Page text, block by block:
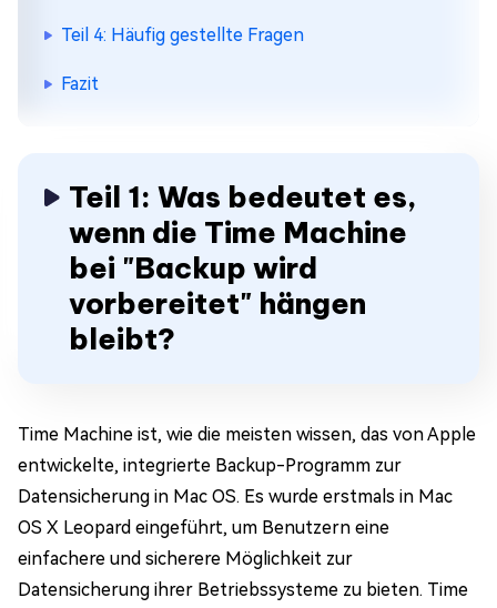
Teil 4: Häufig gestellte Fragen
Fazit
Teil 1: Was bedeutet es,
wenn die Time Machine
bei "Backup wird
vorbereitet" hängen
bleibt?
Time Machine ist, wie die meisten wissen, das von Apple
entwickelte, integrierte Backup-Programm zur
Datensicherung in Mac OS. Es wurde erstmals in Mac
OS X Leopard eingeführt, um Benutzern eine
einfachere und sicherere Möglichkeit zur
Datensicherung ihrer Betriebssysteme zu bieten. Time